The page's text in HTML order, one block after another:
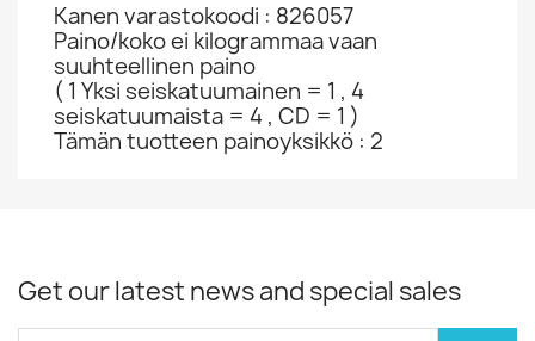
Kanen varastokoodi : 826057
Paino/koko ei kilogrammaa vaan
suuhteellinen paino
( 1 Yksi seiskatuumainen = 1 , 4
seiskatuumaista = 4 , CD = 1 )
Tämän tuotteen painoyksikkö : 2
Get our latest news and special sales